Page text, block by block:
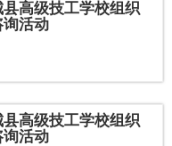
高级技工学校组织
询活动
高级技工学校组织
询活动